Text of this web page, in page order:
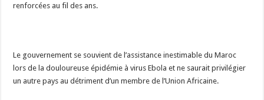
renforcées au fil des ans.
Le gouvernement se souvient de l’assistance inestimable du Maroc
lors de la douloureuse épidémie à virus Ebola et ne saurait privilégier
un autre pays au détriment d’un membre de l’Union Africaine.